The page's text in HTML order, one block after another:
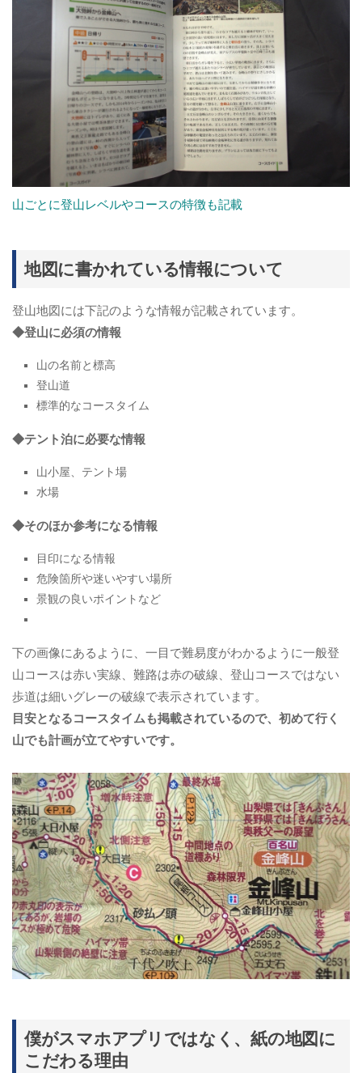
山ごとに登山レベルやコースの特徴も記載
地図に書かれている情報について
登山地図には下記のような情報が記載されています。
◆登山に必須の情報
山の名前と標高
登山道
標準的なコースタイム
◆テント泊に必要な情報
山小屋、テント場
水場
◆そのほか参考になる情報
目印になる情報
危険箇所や迷いやすい場所
景観の良いポイントなど
下の画像にあるように、一目で難易度がわかるように一般登
山コースは赤い実線、難路は赤の破線、登山コースではない
歩道は細いグレーの破線で表示されています。
目安となるコースタイムも掲載されているので、初めて行く
山でも計画が立てやすいです。
僕がスマホアプリではなく、紙の地図に
こだわる理由